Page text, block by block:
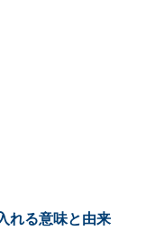
れる意味と由来